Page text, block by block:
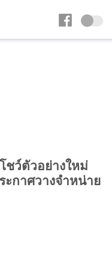
ชว์ตัวอย่างใหม่
ะกาศวางจำหน่าย